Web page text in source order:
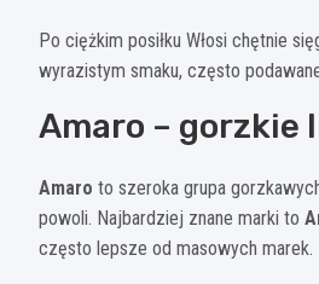
Po ciężkim posiłku Włosi chętnie
wyrazistym smaku, często
Amaro – gorzkie
Amaro to szeroka grupa
powoli. Najbardziej znane marki to
często lepsze od masowych marek.